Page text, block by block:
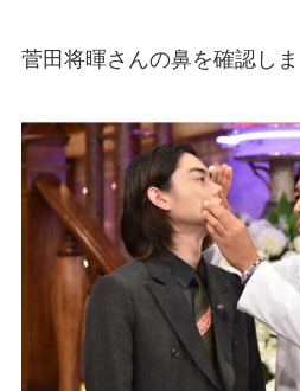
菅田将暉さんの鼻を確認しま